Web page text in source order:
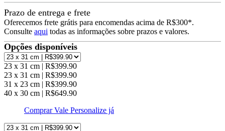
Prazo de entrega e frete
Oferecemos frete grátis para encomendas acima de R$300*.
Consulte aqui todas as informações sobre prazos e valores.
Opções disponíveis
23 x 31 cm | R$399.90
23 x 31 cm | R$399.90
31 x 23 cm | R$399.90
40 x 30 cm | R$649.90
Comprar Vale Personalize já